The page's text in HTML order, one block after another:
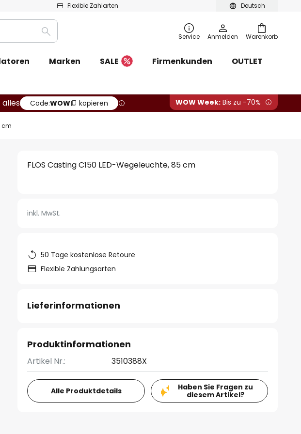
Deutsch
Flexible Zahlarten
Warenkorb
Suche Service Anmelden
Marken SALE Firmenkunden
OUTLET
Code:WOW kopieren WOW Week: Bis zu -70%
cm
FLOS Casting C150 LED-Wegeleuchte, 85 cm
inkl. MwSt.
50 Tage kostenlose Retoure
Flexible Zahlungsarten
Lieferinformationen
Produktinformationen
Artikel Nr.: 3510388X
Alle Produktdetails
Haben Sie Fragen zu
diesem Artikel?